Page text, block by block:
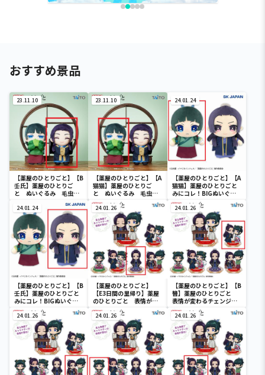
おすすめ景品
23.11.10
【薬屋のひとりごと】【B
壬氏】薬屋のひとりご
と ぬいぐるみ 毛虫を
23.11.10
【薬屋のひとりごと】【A
猫猫】薬屋のひとりご
と ぬいぐるみ 毛虫を
見るような目ver.
24.01.24
【薬屋のひとりごと】【A
猫猫】薬屋のひとりごと
みにコレ！BIGぬいぐる
み
24.01.24
【薬屋のひとりごと】【B
壬氏】薬屋のひとりごと
みにコレ！BIGぬいぐる
み
24.01.26
【薬屋のひとりごと】
【E3日間の里帰り】薬屋
のひとりごと 表情が変
わるチェンジングアクリ
ルスタンド
24.01.26
【薬屋のひとりごと】【B
簪】薬屋のひとりごと
表情が変わるチェンジン
グアクリルスタンド
24.01.26 24.01.26 24.01.26